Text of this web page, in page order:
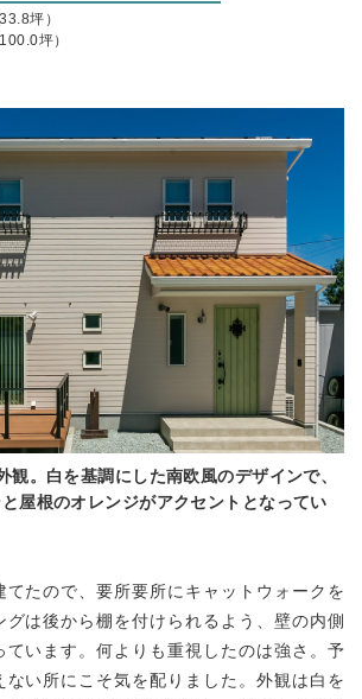
坪）
坪）
観。白を基調にした南欧風のデザインで、
屋根のオレンジがアクセントとなってい
てたので、要所要所にキャットウォークを
グは後から棚を付けられるよう、壁の内側
ています。何よりも重視したのは強さ。予
ない所にこそ気を配りました。外観は白を